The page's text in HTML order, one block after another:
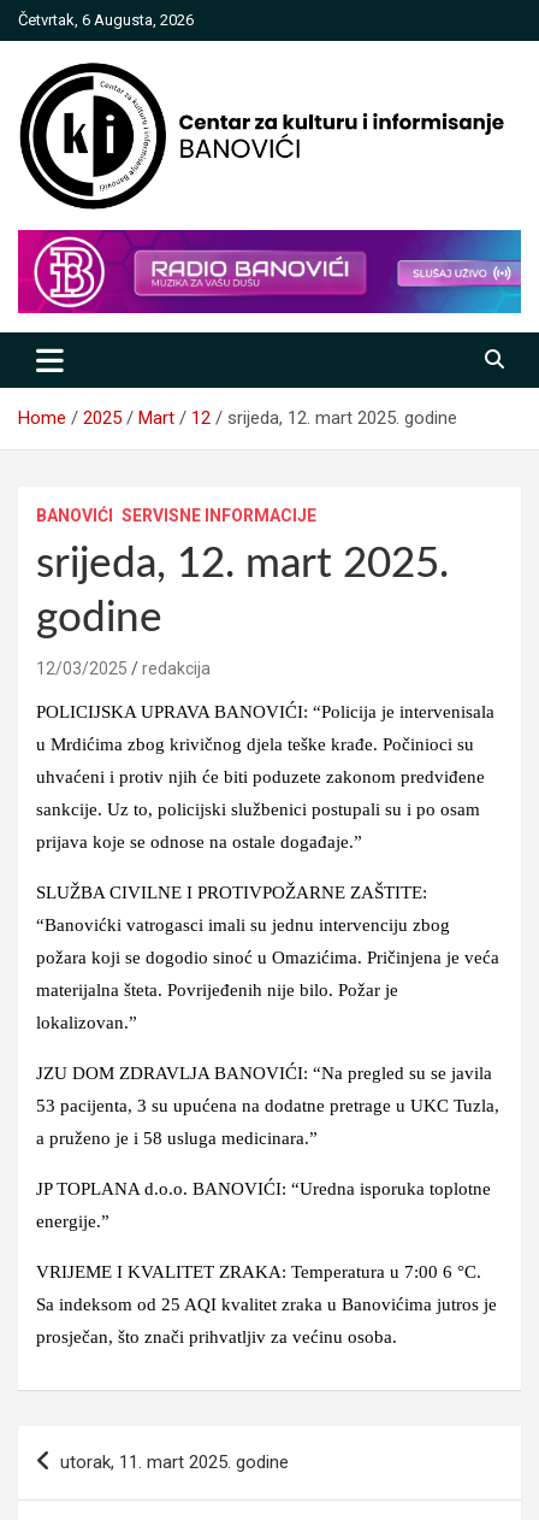
Skip
to
Četvrtak, 6 Augusta, 2026
Centar za kulturu i informisanje
Banovići
Home 2025 Mart 12 srijeda, 12. mart 2025. godine
BANOVIĆI SERVISNE INFORMACIJE
srijeda, 12. mart 2025.
godine
12/03/2025 redakcija
POLICIJSKA UPRAVA BANOVIĆI: “Policija je intervenisala
u Mrdićima zbog krivičnog djela teške krađe. Počinioci su
uhvaćeni i protiv njih će biti poduzete zakonom predviđene
sankcije. Uz to, policijski službenici postupali su i po osam
prijava koje se odnose na ostale događaje.”
SLUŽBA CIVILNE I PROTIVPOŽARNE ZAŠTITE:
“Banovićki vatrogasci imali su jednu intervenciju zbog
požara koji se dogodio sinoć u Omazićima. Pričinjena je veća
materijalna šteta. Povrijeđenih nije bilo. Požar je
lokalizovan.”
JZU DOM ZDRAVLJA BANOVIĆI: “Na pregled su se javila
53 pacijenta, 3 su upućena na dodatne pretrage u UKC Tuzla,
a pruženo je i 58 usluga medicinara.”
JP TOPLANA d.o.o. BANOVIĆI: “Uredna isporuka toplotne
energije.”
VRIJEME I KVALITET ZRAKA: Temperatura u 7:00 6 °C.
Sa indeksom od 25 AQI kvalitet zraka u Banovićima jutros je
prosječan, što znači prihvatljiv za većinu osoba.
utorak, 11. mart 2025. godine